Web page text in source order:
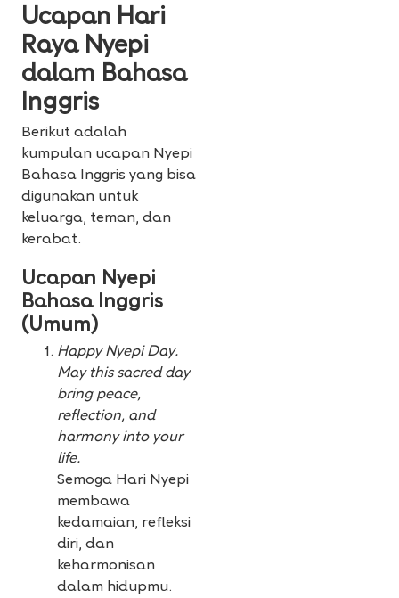
Ucapan Hari
Raya Nyepi
dalam Bahasa
Inggris
Berikut adalah
kumpulan ucapan Nyepi
Bahasa Inggris yang bisa
digunakan untuk
keluarga, teman, dan
kerabat.
Ucapan Nyepi
Bahasa Inggris
(Umum)
Happy Nyepi Day.
May this sacred day
bring peace,
reflection, and
harmony into your
life.
Semoga Hari Nyepi
membawa
kedamaian, refleksi
diri, dan
keharmonisan
dalam hidupmu.